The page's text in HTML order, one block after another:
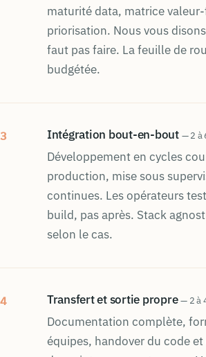
maturité data, matrice
priorisation. Nous vous
faut pas faire. La feuille de
budgétée.
3 Intégration bout-en-bout — 2 à
Développement en cycles
production, mise sous
continues. Les opérateurs
build, pas après. Stack
selon le cas.
4 Transfert et sortie propre— 2 à
Documentation complète,
équipes, handover du code